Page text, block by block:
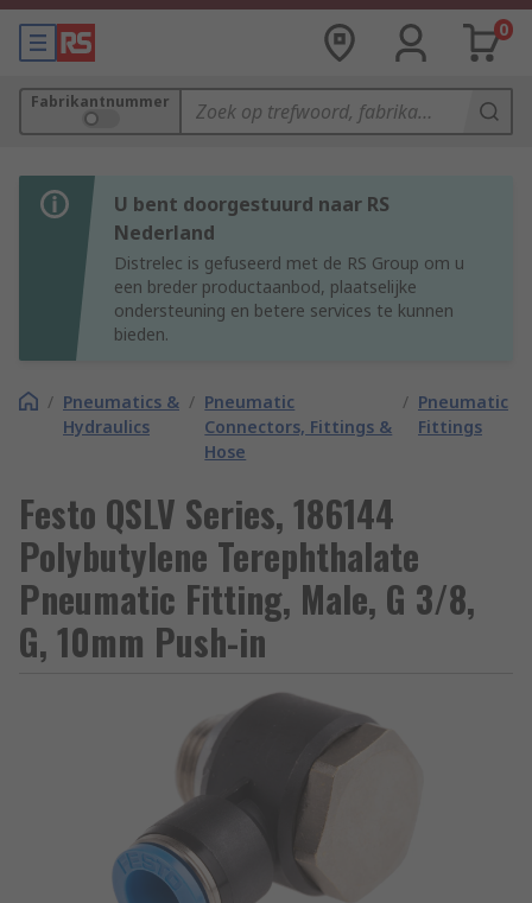
0
Fabrikantnummer
U bent doorgestuurd naar RS
Nederland
Distrelec is gefuseerd met de RS Group om u
een breder productaanbod, plaatselijke
ondersteuning en betere services te kunnen
bieden.
/ Pneumatics &
Hydraulics
/ Pneumatic
Connectors, Fittings &
Hose
/ Pneumatic
Fittings
Festo QSLV Series, 186144
Polybutylene Terephthalate
Pneumatic Fitting, Male, G 3/8,
G, 10mm Push-in